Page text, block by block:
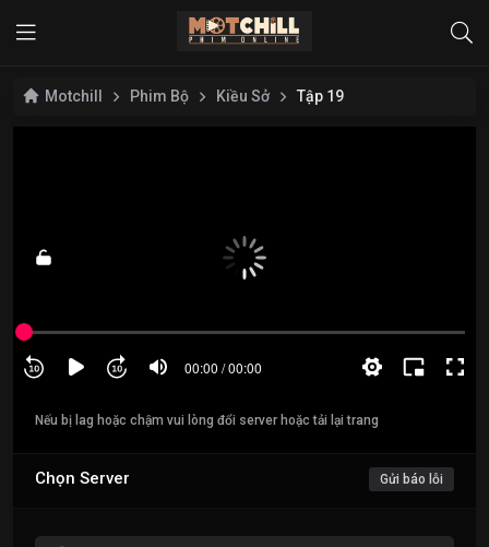
Motchill Phim Bộ Kiều Sở Tập 19
Nếu bị lag hoặc chậm vui lòng đổi server hoặc tải lại trang
Chọn Server Gửi báo lỗi